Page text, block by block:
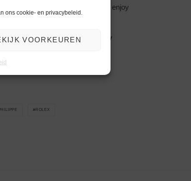
ons cookie- en privacybeleid.
VOORKEUREN
voort te zetten. Pass it on, enjoy
dat je nooit zult vergeten, enjoy
ROLEX